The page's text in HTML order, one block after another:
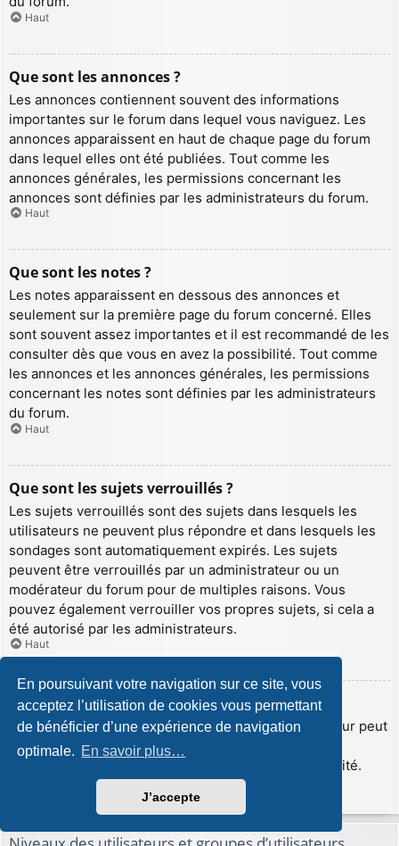
En poursuivant votre navigation sur ce site, vous
acceptez l’utilisation de cookies vous permettant
de bénéficier d’une expérience de navigation
optimale. En savoir plus…
J’accepte
Haut
Que sont les annonces ?
Les annonces contiennent souvent des informations
importantes sur le forum dans lequel vous naviguez. Les
annonces apparaissent en haut de chaque page du forum
dans lequel elles ont été publiées. Tout comme les
annonces générales, les permissions concernant les
annonces sont définies par les administrateurs du forum.
Haut
Que sont les notes ?
Les notes apparaissent en dessous des annonces et
seulement sur la première page du forum concerné. Elles
sont souvent assez importantes et il est recommandé de les
consulter dès que vous en avez la possibilité. Tout comme
les annonces et les annonces générales, les permissions
concernant les notes sont définies par les administrateurs
du forum.
Haut
Que sont les sujets verrouillés ?
Les sujets verrouillés sont des sujets dans lesquels les
utilisateurs ne peuvent plus répondre et dans lesquels les
sondages sont automatiquement expirés. Les sujets
peuvent être verrouillés par un administrateur ou un
modérateur du forum pour de multiples raisons. Vous
pouvez également verrouiller vos propres sujets, si cela a
été autorisé par les administrateurs.
Haut
Que sont les icônes de sujet ?
Les icônes de sujet sont de petites images que l’auteur peut
insérer afin d’illustrer le contenu de son sujet. Les
administrateurs peuvent désactiver cette fonctionnalité.